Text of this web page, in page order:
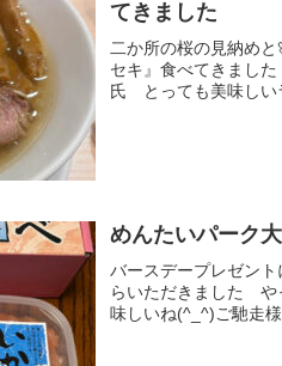
てきました
二か所の桜の見納め
セキ』食べてきまし
氏 とっても美味しい
めんたいパーク
バースデープレゼン
らいただきました や
味しいね(^_^)ご馳走